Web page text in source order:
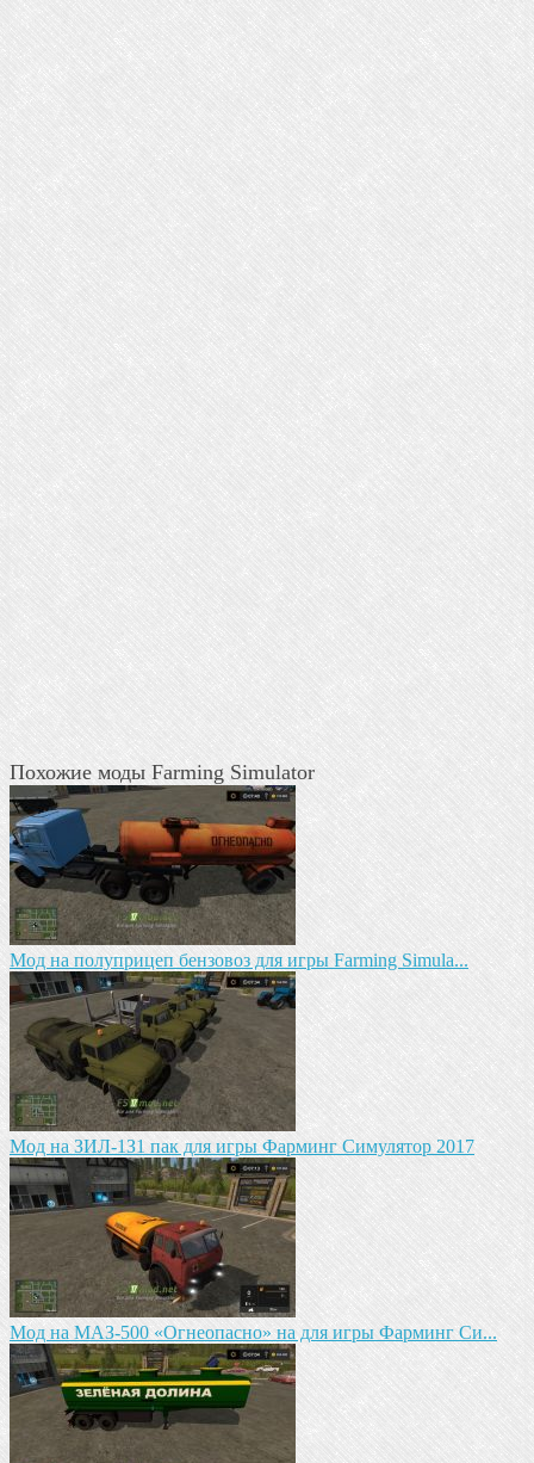
Похожие моды Farming Simulator
Мод на полуприцеп бензовоз для игры Farming Simula...
Mод на ЗИЛ-1З1 пак для игры Фарминг Симулятор 2017
Мод на МАЗ-500 «Огнеопасно» на для игры Фарминг Си...